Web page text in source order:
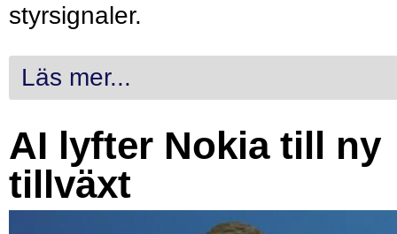
styrsignaler.
Läs mer...
AI lyfter Nokia till ny
tillväxt